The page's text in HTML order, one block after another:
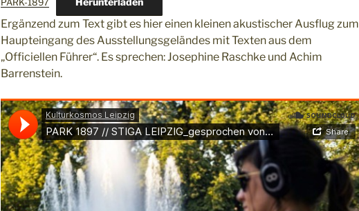
PARK-1897
Ergänzend zum Text gibt es hier einen kleinen akustischer Ausflug zum
Haupteingang des Ausstellungsgeländes mit Texten aus dem
„Officiellen Führer“. Es sprechen: Josephine Raschke und Achim
Barrenstein.